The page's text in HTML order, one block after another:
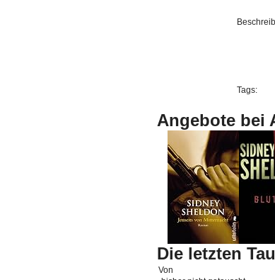
Tags:
Angebote bei
Die letzten
Von